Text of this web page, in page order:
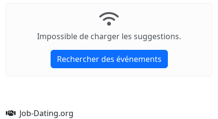
Impossible de charger les suggestions.
Rechercher des événements
Job-Dating.org